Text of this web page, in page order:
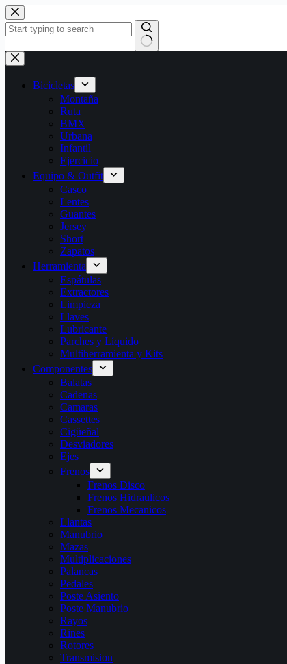
Bicicletas
Montaña
Ruta
BMX
Urbana
Infantil
Ejercicio
Equipo & Outfit
Casco
Lentes
Guantes
Jersey
Short
Zapatos
Herramienta
Espátulas
Extractores
Limpieza
Llaves
Lubricante
Parches y Líquido
Multiherramienta y Kits
Componentes
Balatas
Cadenas
Camaras
Cassettes
Cigüeñal
Desviadores
Ejes
Frenos
Frenos Disco
Frenos Hidraulicos
Frenos Mecanicos
Llantas
Manubrio
Mazas
Multiplicaciones
Palancas
Pedales
Poste Asiento
Poste Manubrio
Rayos
Rines
Rotores
Transmision